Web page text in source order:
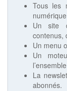
Tous les
Un site
contenus,
Un menu
Un
La
abonnés.